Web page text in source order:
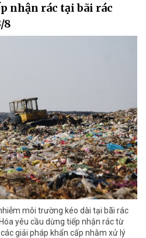
nhận rác tại bãi rác
8
môi trường kéo dài tại bãi rác
yêu cầu dừng tiếp nhận rác từ
giải pháp khẩn cấp nhằm xử lý